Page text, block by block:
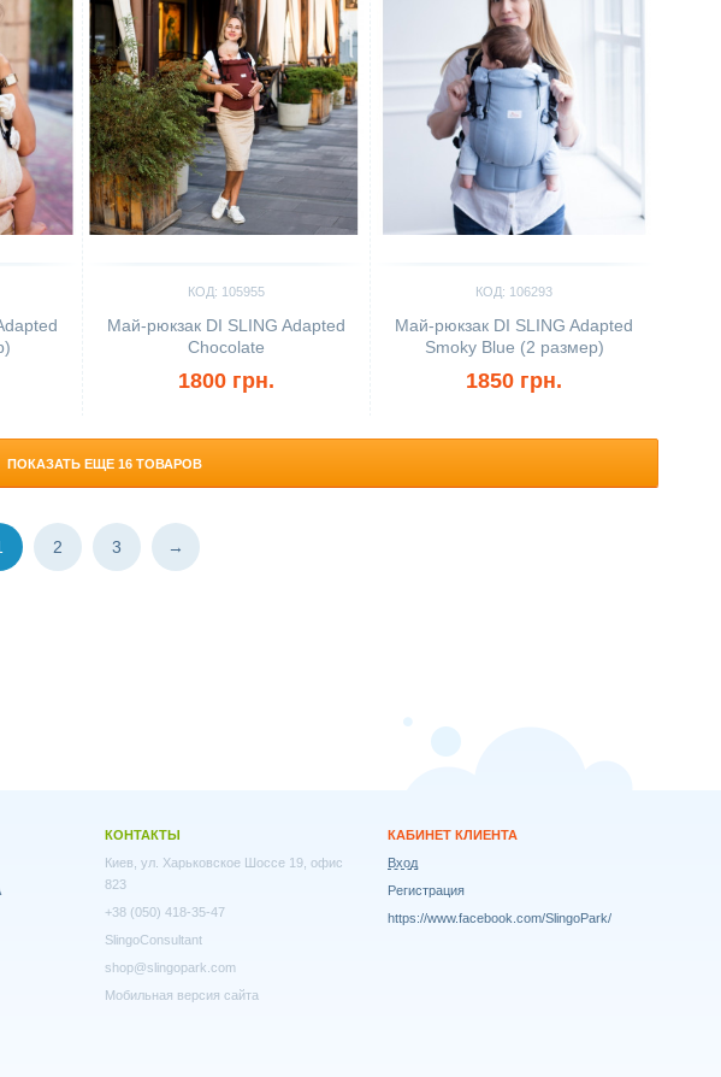
КОД: 105955
Май-рюкзак DI SLING Adapted
Chocolate
1800 грн.
КОД: 106293
Май-рюкзак DI SLING Adapted
Smoky Blue (2 размер)
1850 грн.
ПОКАЗАТЬ ЕЩЕ 16 ТОВАРОВ
2 3 →
КОНТАКТЫ
Киев, ул. Харьковское Шоссе 19, офис
823
+38 (050) 418-35-47
SlingoConsultant
shop@slingopark.com
Мобильная версия сайта
КАБИНЕТ КЛИЕНТА
Вход
Регистрация
https://www.facebook.com/SlingoPark/